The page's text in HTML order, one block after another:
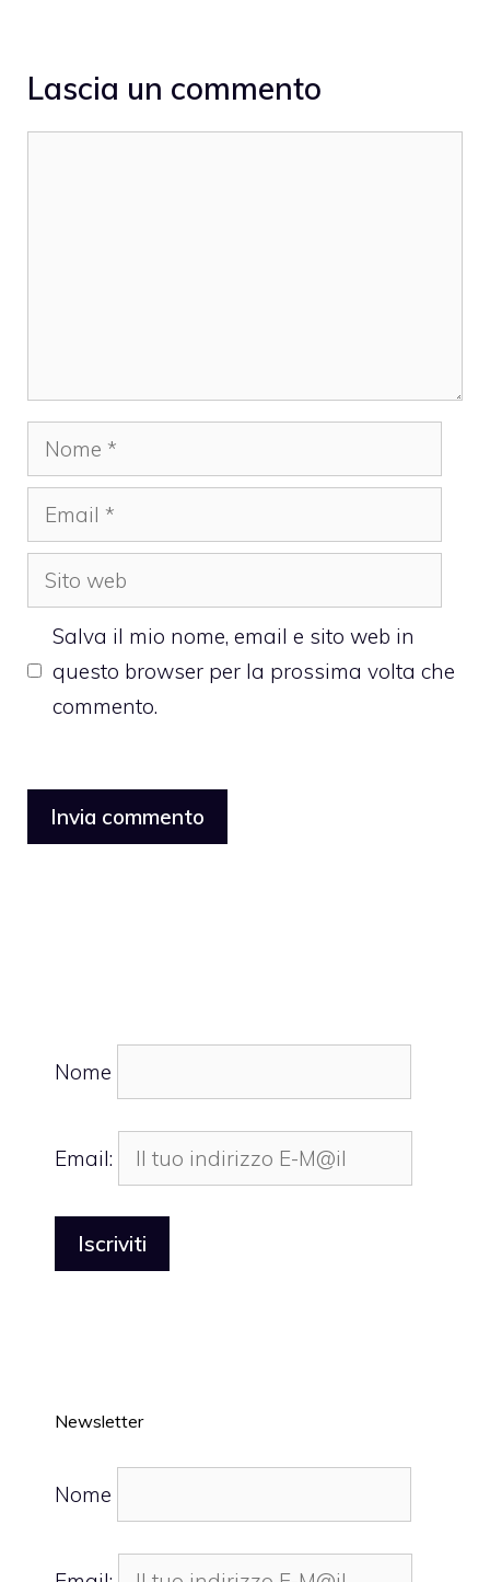
Lascia un commento
Nome
Email
Sito
web
Salva il mio nome, email e sito web in
questo browser per la prossima volta che
commento.
Nome
Email:
Newsletter
Nome